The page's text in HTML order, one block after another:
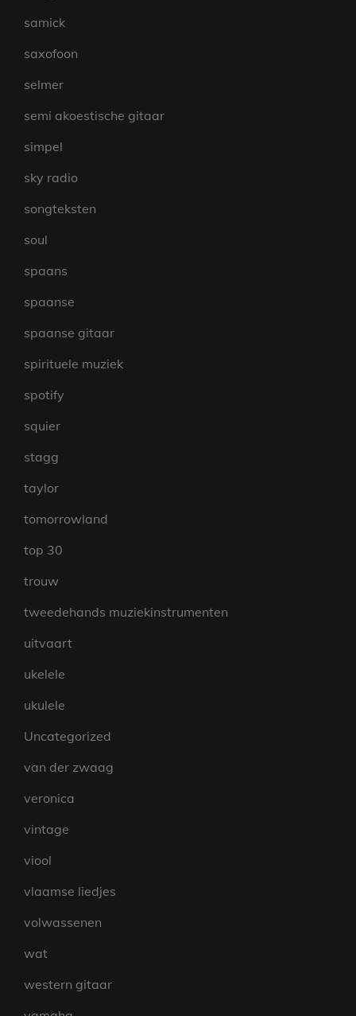
samick
saxofoon
selmer
semi akoestische gitaar
simpel
sky radio
songteksten
soul
spaans
spaanse
spaanse gitaar
spirituele muziek
spotify
squier
stagg
taylor
tomorrowland
top 30
trouw
tweedehands muziekinstrumenten
uitvaart
ukelele
ukulele
Uncategorized
van der zwaag
veronica
vintage
viool
vlaamse liedjes
volwassenen
wat
western gitaar